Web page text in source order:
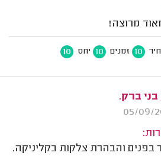
מרוצה!
10 זמנים 10 יחס 10
בני ברק.
בפנים והבהרת צלקות בקליניקה.